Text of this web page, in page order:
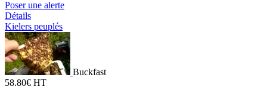
Poser une alerte
Détails
Kielers peuplés
Buckfast
58.80€ HT